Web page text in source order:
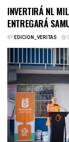
INVERTIRÁ NL
ENTREGARÁ
BYEDICION_VERITAS